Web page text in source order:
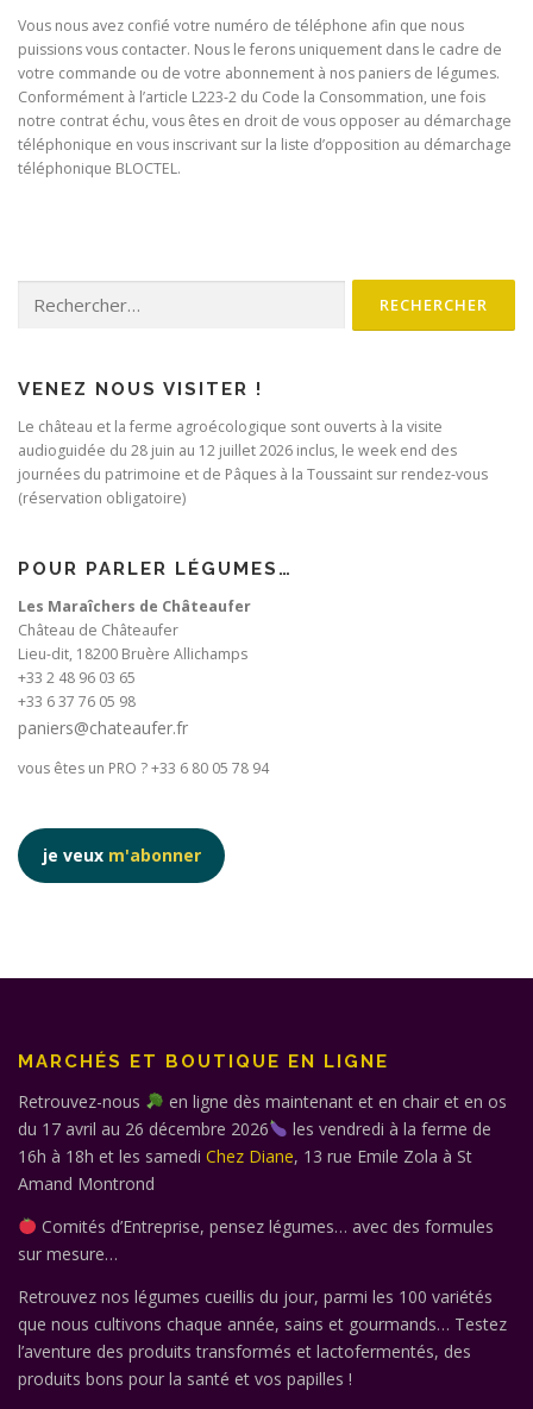
Vous nous avez confié votre numéro de téléphone afin que nous
puissions vous contacter. Nous le ferons uniquement dans le cadre de
votre commande ou de votre abonnement à nos paniers de légumes.
Conformément à l’article L223-2 du Code la Consommation, une fois
notre contrat échu, vous êtes en droit de vous opposer au démarchage
téléphonique en vous inscrivant sur la liste d’opposition au démarchage
téléphonique BLOCTEL.
VENEZ NOUS VISITER !
Le château et la ferme agroécologique sont ouverts à la visite
audioguidée du 28 juin au 12 juillet 2026 inclus, le week end des
journées du patrimoine et de Pâques à la Toussaint sur rendez-vous
(réservation obligatoire)
POUR PARLER LÉGUMES…
Les Maraîchers de Châteaufer
Château de Châteaufer
Lieu-dit, 18200 Bruère Allichamps
+33 2 48 96 03 65
+33 6 37 76 05 98
paniers@chateaufer.fr
vous êtes un PRO ? +33 6 80 05 78 94
je veuxm'abonner
MARCHÉS ET BOUTIQUE EN LIGNE
Retrouvez-nous
en ligne dès maintenant et en chair et en os
du 17 avril au 26 décembre 2026
les vendredi à la ferme de
16h à 18h et les samedi Chez Diane, 13 rue Emile Zola à St
Amand Montrond
Comités d’Entreprise, pensez légumes… avec des formules
sur mesure…
Retrouvez nos légumes cueillis du jour, parmi les 100 variétés
que nous cultivons chaque année, sains et gourmands… Testez
l’aventure des produits transformés et lactofermentés, des
produits bons pour la santé et vos papilles !